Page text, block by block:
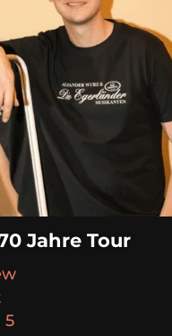
Jahre Tour
5